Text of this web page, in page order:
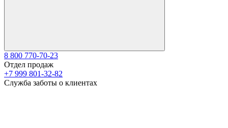
8 800 770-70-23
Отдел продаж
+7 999 801-32-82
Служба заботы о клиентах